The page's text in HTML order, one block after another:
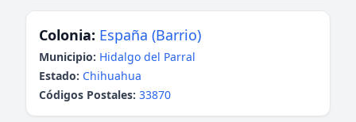
Colonia: España (Barrio)
Municipio: Hidalgo del Parral
Estado: Chihuahua
Códigos Postales: 33870